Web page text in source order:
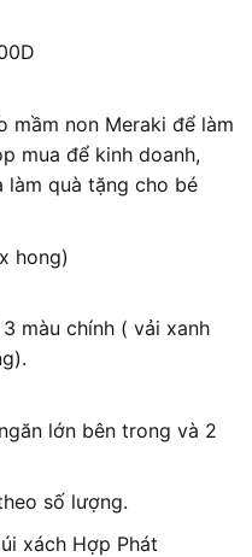
mầm non Meraki để làm
mua để kinh doanh,
làm quà tặng cho bé
hong)
màu chính ( vải xanh
lớn bên trong và 2
số lượng.
xách Hợp Phát